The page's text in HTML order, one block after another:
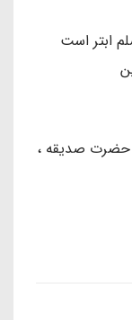
ابتر است
حضرت صدیقه